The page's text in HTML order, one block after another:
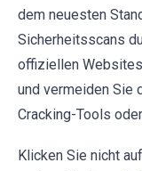
dem neuesten
Sicherheitsscans
offiziellen
und vermeiden Sie
Cracking-Tools
Klicken Sie nicht